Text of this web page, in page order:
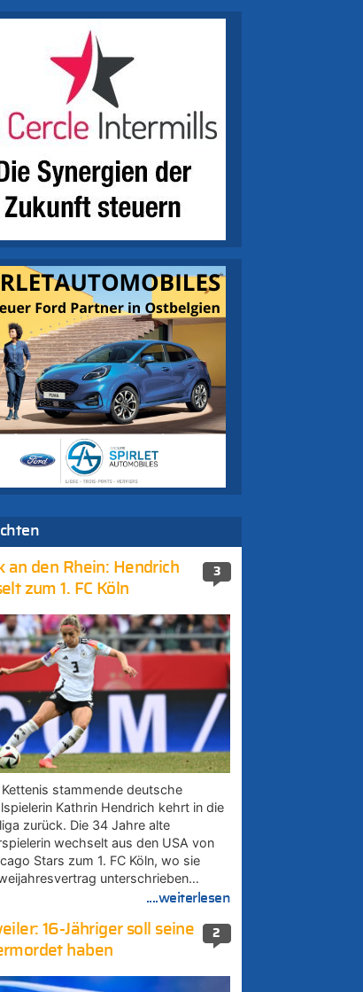
3
an den Rhein: Hendrich
zum 1. FC Köln
Kettenis stammende deutsche
Kathrin Hendrich kehrt in die
zurück. Die 34 Jahre alte
wechselt aus den USA von
Stars zum 1. FC Köln, wo sie
unterschrieben…
....weiterlesen
2
16-Jähriger soll seine
haben